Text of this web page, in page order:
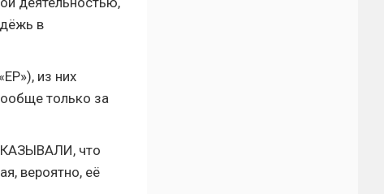
в
из них
только за
что
вероятно, её